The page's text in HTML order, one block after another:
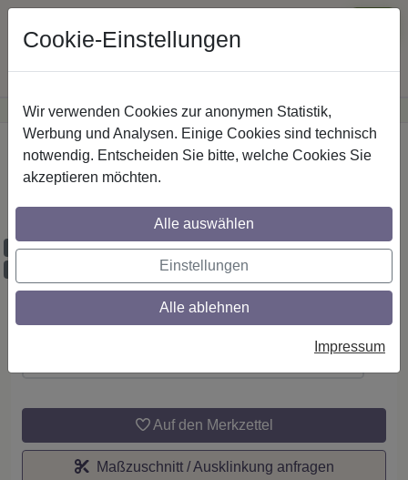
Günstige Versandkosteninnerhalb Österreichs· Sichere Zahlung
Startseite
IL-Stilg. 16 mm 2-lfg. Sinux Castello 520
cm Edelst.-O.
Maßzuschnitt möglich
Auf den Merkzettel
Maßzuschnitt / Ausklinkung anfragen
Cookie-Einstellungen
Wir verwenden Cookies zur anonymen Statistik,
Werbung und Analysen. Einige Cookies sind technisch
notwendig. Entscheiden Sie bitte, welche Cookies Sie
akzeptieren möchten.
Alle auswählen
Einstellungen
Alle ablehnen
Impressum